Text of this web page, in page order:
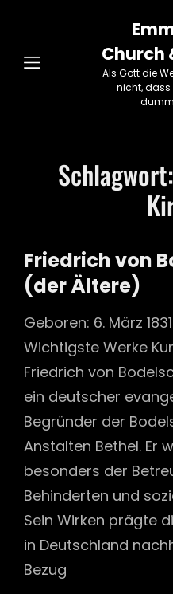
Church
Als Gott die
nicht, dass
Schlagwort:
Friedrich von
(der Ältere)
Geboren: 6. März
Wichtigste Werke
Friedrich von
ein deutscher
Begründer der
Anstalten Bethel. Er
besonders der
Behinderten und
Sein Wirken prägte
in Deutschland
Bezug